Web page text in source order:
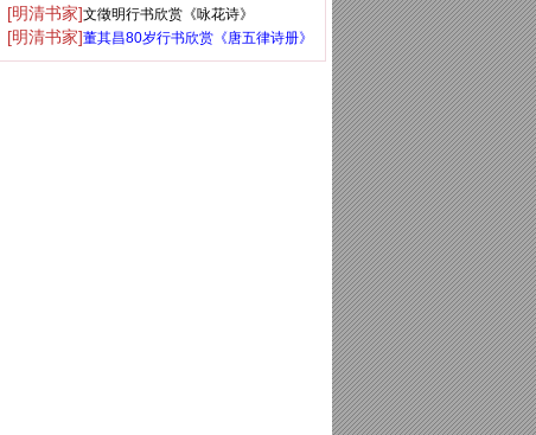
志》
[明清书家]文徵明行书欣赏《咏花诗》
[明清书家]董其昌80岁行书欣赏《唐五律诗册》